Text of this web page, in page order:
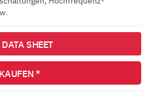
DATA SHEET
KAUFEN *